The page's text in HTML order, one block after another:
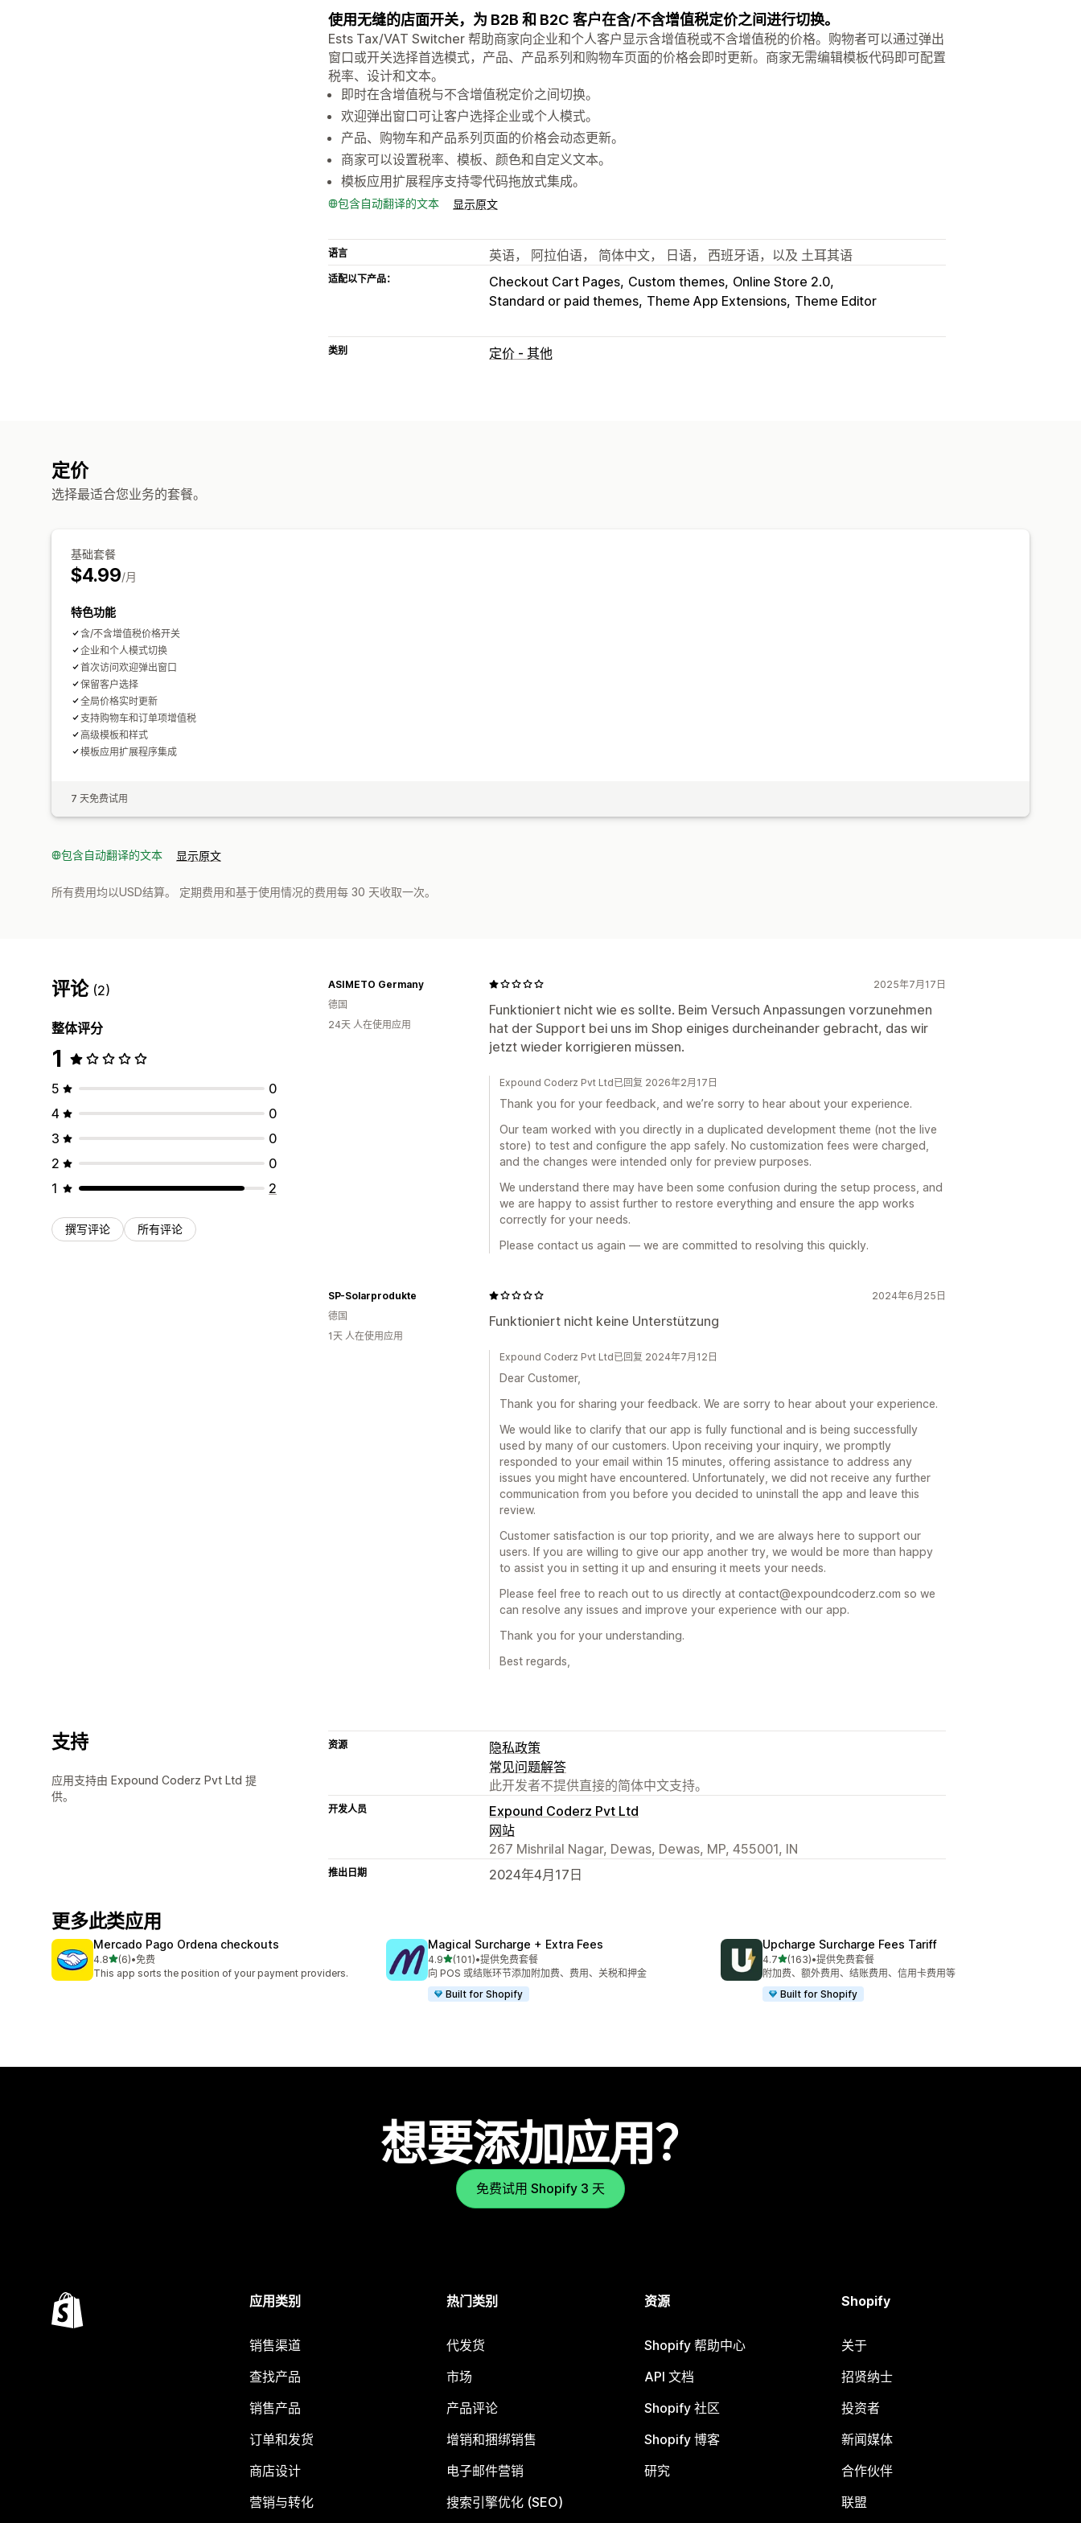
使用无缝的店面开关，为 B2B 和 B2C 客户在含/不含增值税定价之间进行切换。
Ests Tax/VAT Switcher 帮助商家向企业和个人客户显示含增值税或不含增值税的价格。购物者可以通过弹出
窗口或开关选择首选模式，产品、产品系列和购物车页面的价格会即时更新。商家无需编辑模板代码即可配置
税率、设计和文本。
即时在含增值税与不含增值税定价之间切换。
欢迎弹出窗口可让客户选择企业或个人模式。
产品、购物车和产品系列页面的价格会动态更新。
商家可以设置税率、模板、颜色和自定义文本。
模板应用扩展程序支持零代码拖放式集成。
包含自动翻译的文本 显示原文
语言 英语， 阿拉伯语， 简体中文， 日语， 西班牙语，以及 土耳其语
适配以下产品： Checkout Cart Pages Custom themes Online Store 2.0
Standard or paid themes Theme App Extensions Theme Editor
类别 定价 - 其他
定价
选择最适合您业务的套餐。
基础套餐
$4.99/月
特色功能
含/不含增值税价格开关
企业和个人模式切换
首次访问欢迎弹出窗口
保留客户选择
全局价格实时更新
支持购物车和订单项增值税
高级模板和样式
模板应用扩展程序集成
7 天免费试用
包含自动翻译的文本 显示原文
所有费用均以USD结算。 定期费用和基于使用情况的费用每 30 天收取一次。
评论 (2)
整体评分
1
5
0
4
0
3
0
2
0
1
2
撰写评论 所有评论
2025年7月17日
Funktioniert nicht wie es sollte. Beim Versuch Anpassungen vorzunehmen
hat der Support bei uns im Shop einiges durcheinander gebracht, das wir
jetzt wieder korrigieren müssen.
ASIMETO Germany
德国
24天 人在使用应用
Expound Coderz Pvt Ltd已回复 2026年2月17日
Thank you for your feedback, and we’re sorry to hear about your experience.
Our team worked with you directly in a duplicated development theme (not the live
store) to test and configure the app safely. No customization fees were charged,
and the changes were intended only for preview purposes.
We understand there may have been some confusion during the setup process, and
we are happy to assist further to restore everything and ensure the app works
correctly for your needs.
Please contact us again — we are committed to resolving this quickly.
2024年6月25日
Funktioniert nicht keine Unterstützung
SP-Solarprodukte
德国
1天 人在使用应用
Expound Coderz Pvt Ltd已回复 2024年7月12日
Dear Customer,
Thank you for sharing your feedback. We are sorry to hear about your experience.
We would like to clarify that our app is fully functional and is being successfully
used by many of our customers. Upon receiving your inquiry, we promptly
responded to your email within 15 minutes, offering assistance to address any
issues you might have encountered. Unfortunately, we did not receive any further
communication from you before you decided to uninstall the app and leave this
review.
Customer satisfaction is our top priority, and we are always here to support our
users. If you are willing to give our app another try, we would be more than happy
to assist you in setting it up and ensuring it meets your needs.
Please feel free to reach out to us directly at contact@expoundcoderz.com so we
can resolve any issues and improve your experience with our app.
Thank you for your understanding.
Best regards,
支持
应用支持由 Expound Coderz Pvt Ltd 提
供。
资源
隐私政策
常见问题解答
此开发者不提供直接的简体中文支持。
开发人员
Expound Coderz Pvt Ltd
网站
267 Mishrilal Nagar, Dewas, Dewas, MP, 455001, IN
推出日期 2024年4月17日
更多此类应用
Mercado Pago Ordena checkouts
4.8星（满分 5 星）
(6)
总共 6 条评论
•免费
This app sorts the position of your payment providers.
Magical Surcharge + Extra Fees
4.9星（满分 5 星）
(101)
总共 101 条评论
•提供免费套餐
向 POS 或结账环节添加附加费、费用、关税和押金
Built for Shopify
Upcharge Surcharge Fees Tariff
4.7星（满分 5 星）
(163)
总共 163 条评论
•提供免费套餐
附加费、额外费用、结账费用、信用卡费用等
Built for Shopify
想要添加应用？
免费试用 Shopify 3 天
应用类别
销售渠道
查找产品
销售产品
订单和发货
商店设计
营销与转化
热门类别
代发货
市场
产品评论
增销和捆绑销售
电子邮件营销
搜索引擎优化 (SEO)
资源
Shopify 帮助中心
API 文档
Shopify 社区
Shopify 博客
研究
Shopify
关于
招贤纳士
投资者
新闻媒体
合作伙伴
联盟